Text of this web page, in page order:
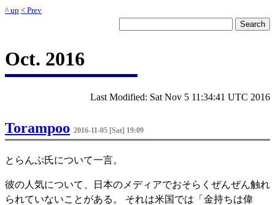
^ up < Prev
Oct. 2016
Last Modified: Sat Nov 5 11:34:41 UTC 2016
Torampoo 2016-11-05 [Sat] 19:09
とらんぷ氏について一言。
彼の人気について、日本のメディアでおそらくぜんぜん触れ
られていないことがある。 それは米国では「金持ちは偉